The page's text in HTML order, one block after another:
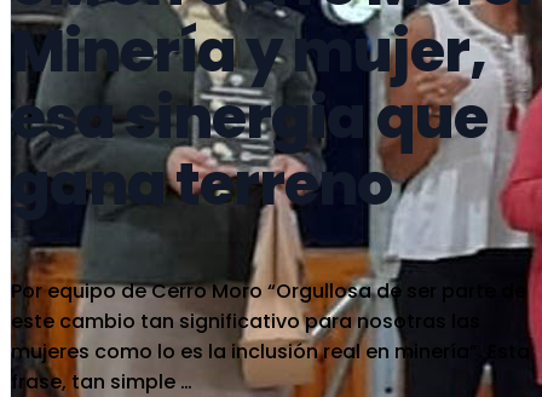
Minería y mujer,
esa sinergia que
gana terreno
Por equipo de Cerro Moro “Orgullosa de ser parte de
este cambio tan significativo para nosotras las
mujeres como lo es la inclusión real en minería”. Esta
frase, tan simple …